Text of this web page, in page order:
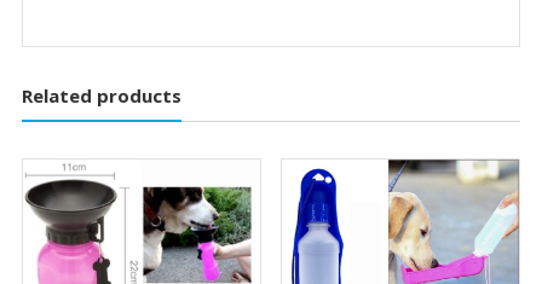
Related products